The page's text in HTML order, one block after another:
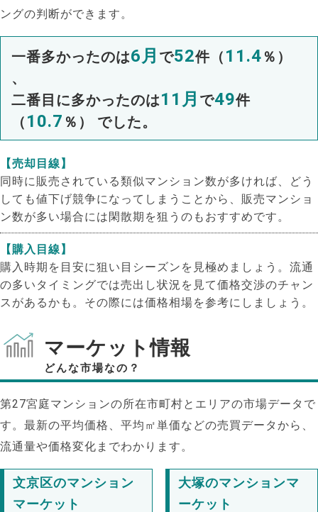
NEW!
ングの判断ができます。
一番多かったのは6月 で52件（ 11.4 ％）
、
二番目に多かったのは11月 で49件
（ 10.7 ％） でした。
【売却目線】
同時に販売されている類似マンション数が多ければ、どう
しても値下げ競争になってしまうことから、販売マンショ
ン数が多い場合には閑散期を狙うのもおすすめです。
【購入目線】
購入時期を目安に狙い目シーズンを見極めましょう。流通
の多いタイミングでは売出し状況を見て価格交渉のチャン
スがあるかも。その際には価格相場を参考にしましょう。
マーケット情報
どんな市場なの？
第27宮庭マンションの所在市町村とエリアの市場データで
す。最新の平均価格、平均㎡単価などの売買データから、
流通量や価格変化までわかります。
文京区のマンション
マーケット
大塚のマンションマ
ーケット